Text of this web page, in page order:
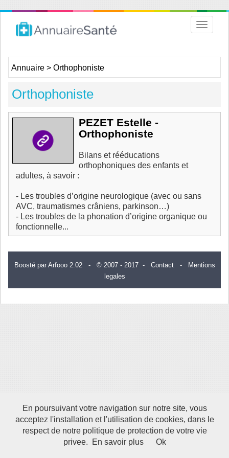
Toggle
Annuaire > Orthophoniste
Orthophoniste
PEZET Estelle -
Orthophoniste
Bilans et rééducations
orthophoniques des enfants et
adultes, à savoir :
- Les troubles d’origine neurologique (avec ou sans
AVC, traumatismes crâniens, parkinson…)
- Les troubles de la phonation d’origine organique ou
fonctionnelle...
Boosté par Arfooo 2.02 - © 2007 - 2017 - Contact-
Mentions
legales
En poursuivant votre navigation sur notre site, vous
acceptez l'installation et l'utilisation de cookies, dans le
respect de notre politique de protection de votre vie
privee.
En savoir plus Ok